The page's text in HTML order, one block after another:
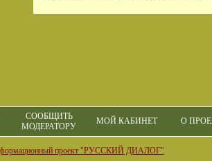
СООБЩИТЬ
МОДЕРАТОРУ
МОЙ КАБИНЕТ О
проект "РУССКИЙ ДИАЛОГ"